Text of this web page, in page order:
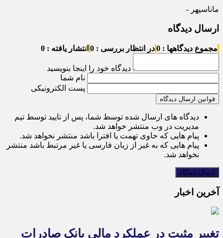
ماناسپهر -
ارسال دیدگاه
مجموع دیدگاهها : 0 در انتظار بررسی : 0 انتشار یافته : 0
دیدگاه خود را اینجا بنویسید
نام شما
پست الکترونیکی
قوانین ارسال دیدگاه
دیدگاه های ارسال شده توسط شما، پس از تایید توسط تیم
مدیریت در وب منتشر خواهد شد.
پیام هایی که حاوی تهمت یا افترا باشد منتشر نخواهد شد.
پیام هایی که به غیر از زبان فارسی یا غیر مرتبط باشد منتشر
نخواهد شد.
آخرین اخبار
تغییر مثبت در عملکرد مالی بانک صادرات